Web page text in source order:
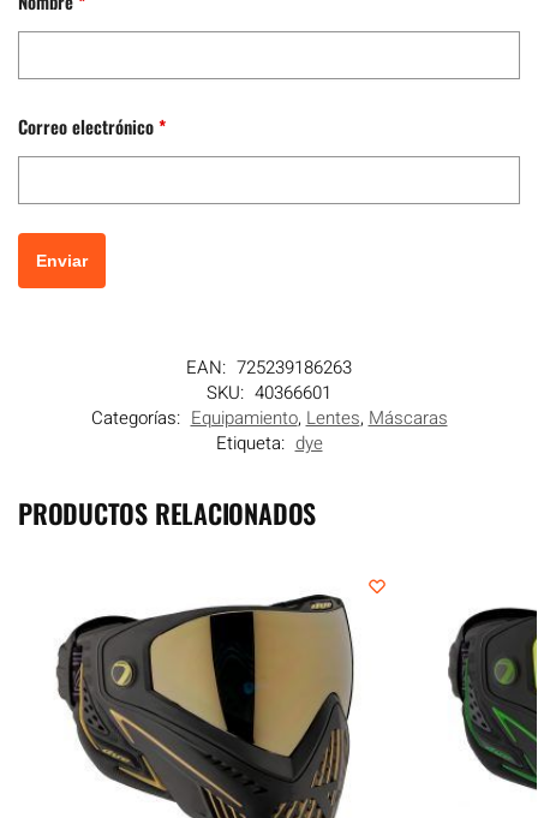
Correo electrónico*
EAN: 725239186263
SKU: 40366601
Categorías: Equipamiento, Lentes, Máscaras
Etiqueta: dye
PRODUCTOS RELACIONADOS